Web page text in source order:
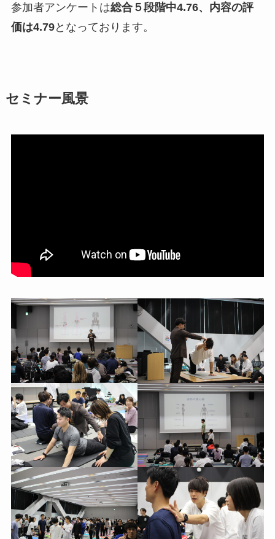
参加者アンケートは総合５段階中4.76、内容の評
価は4.79となっております。
セミナー風景